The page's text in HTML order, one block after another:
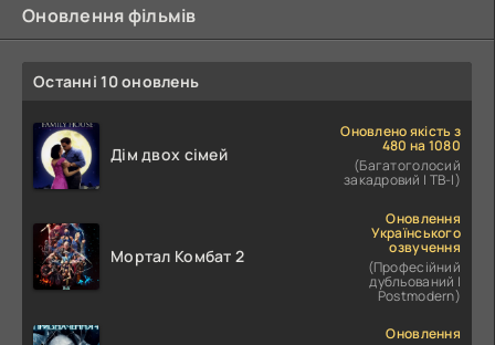
Оновлення фільмів
Останні 10 оновлень
Дім двох сімей
Оновлено якість з
480 на 1080
(Багатоголосий
закадровий | ТВ-І)
Мортал Комбат 2
Оновлення
Українського
озвучення
(Професійний
дубльований |
Postmodern)
Оновлення